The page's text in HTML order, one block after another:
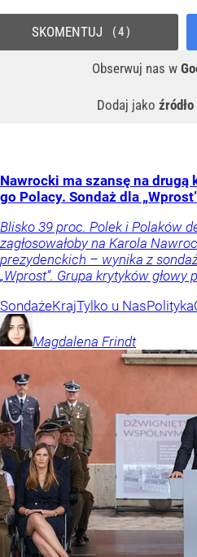
Obserwuj nas w
Dodaj jako
SKOMENTUJ 4
Nawrocki ma szansę na drugą
go Polacy. Sondaż dla
Blisko 39 proc. Polek i Polaków
zagłosowałoby na Karola
prezydenckich – wynika z
„Wprost”. Grupa krytyków
SondażeKrajTylko u NasPolityka
Magdalena Frindt